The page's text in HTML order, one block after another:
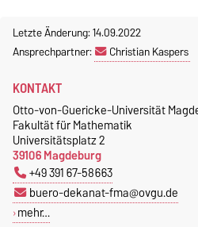
Tel. +49 391 67 58713
+49 391 67 41213
jeannette.polte@ovgu.de
Magdeburg
Fakultät für Mathematik
Geometrie
Postfach 4120
39016 Magdeburg
Letzte Änderung: 14.09.2022
Ansprechpartner:
Christian Kaspers
KONTAKT
Otto-von-Guericke-Universität
Fakultät für Mathematik
Universitätsplatz 2
39106 Magdeburg
+49 391 67-58663
buero-dekanat-fma@ovgu.de
mehr…